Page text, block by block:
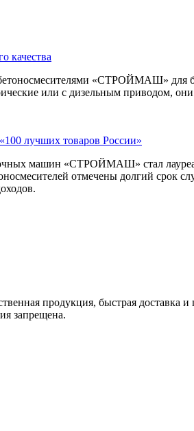
качества
«СТРОЙМАШ» для
или с дизельным приводом,
лучших товаров России»
машин «СТРОЙМАШ» стал
отмечены долгий
продукция, быстрая доставка
запрещена.